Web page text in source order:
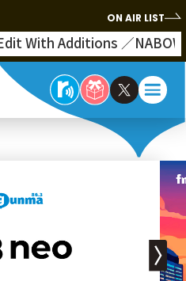
ON AIR LIST
With Additions ／